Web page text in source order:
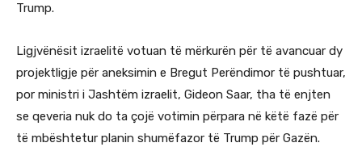
Trump.
Ligjvënësit izraelitë votuan të mërkurën për të avancuar dy
projektligje për aneksimin e Bregut Perëndimor të pushtuar,
por ministri i Jashtëm izraelit, Gideon Saar, tha të enjten
se qeveria nuk do ta çojë votimin përpara në këtë fazë për
të mbështetur planin shumëfazor të Trump për Gazën.